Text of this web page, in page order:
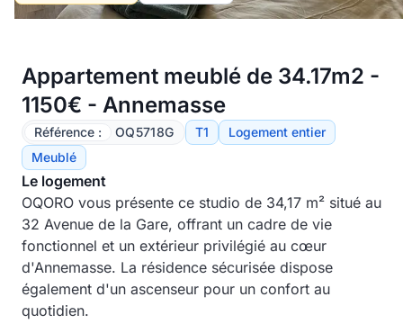
Appartement meublé de 34.17m2 -
1150€ - Annemasse
Référence : OQ5718G T1
Logement entier
Meublé
Le logement
OQORO vous présente ce studio de 34,17 m² situé au
32 Avenue de la Gare, offrant un cadre de vie
fonctionnel et un extérieur privilégié au cœur
d'Annemasse. La résidence sécurisée dispose
également d'un ascenseur pour un confort au
quotidien.